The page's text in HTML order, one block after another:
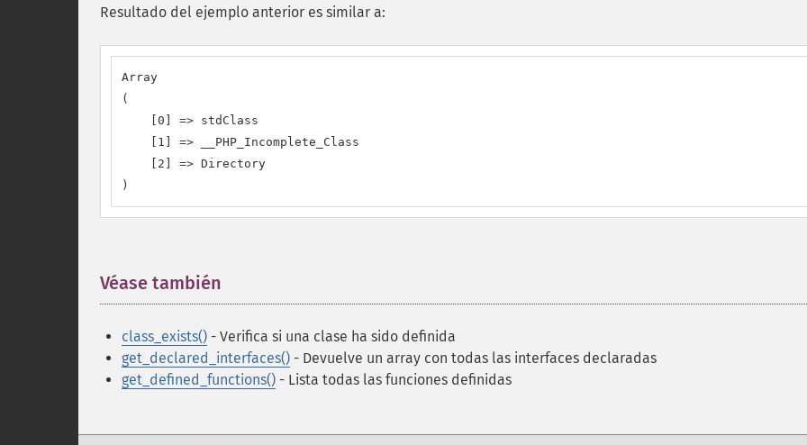
Resultado del ejemplo anterior es similar a:
Array
(
    [0] => stdClass
    [1] => __PHP_Incomplete_Class
    [2] => Directory
)
Véase también
class_exists() - Verifica si una clase ha sido definida
get_declared_interfaces() - Devuelve un array con todas las interfaces declaradas
get_defined_functions() - Lista todas las funciones definidas